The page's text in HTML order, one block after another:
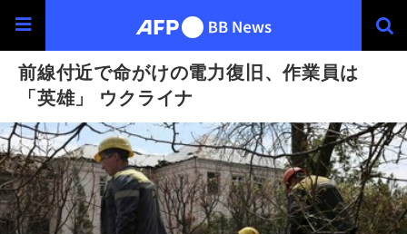
前線付近で命がけの電力復旧、作業員は
「英雄」 ウクライナ